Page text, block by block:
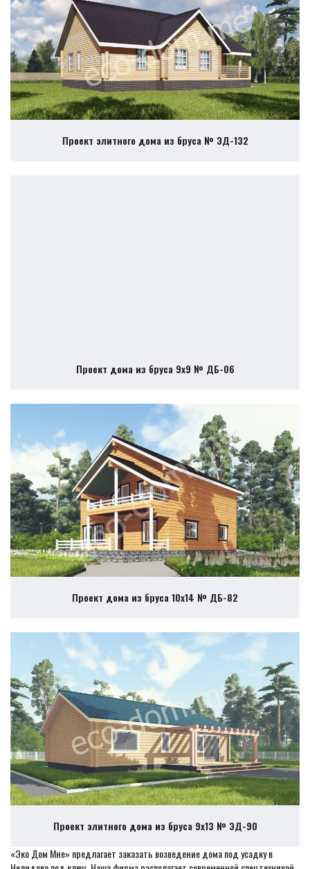
Проект элитного дома из бруса № ЭД-132
Проект дома из бруса 9х9 № ДБ-06
Проект дома из бруса 10х14 № ДБ-82
Проект элитного дома из бруса 9х13 № ЭД-90
«Эко Дом Мне» предлагает заказать возведение дома под усадку в